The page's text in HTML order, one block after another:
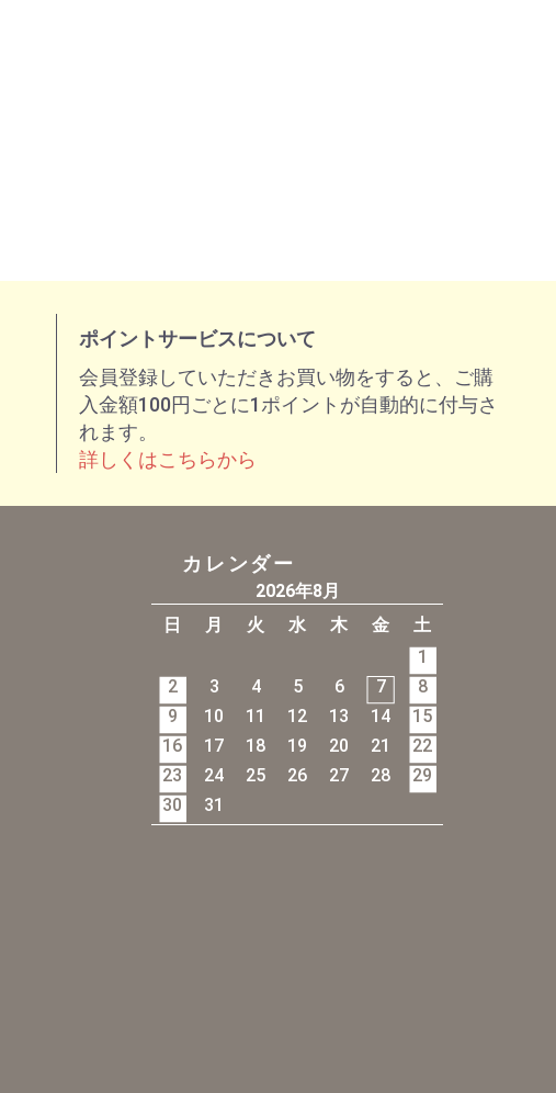
ポイントサービスについて
会員登録していただきお買い物をすると、ご購
入金額100円ごとに1ポイントが自動的に付与さ
れます。
詳しくはこちらから
カレンダー
2026年8月
日
月 火 水 木 金
土
1
2
3 4 5 6 7
8
9
10 11 12 13 14
15
16
17 18 19 20 21
22
23
24 25 26 27 28
29
30
31